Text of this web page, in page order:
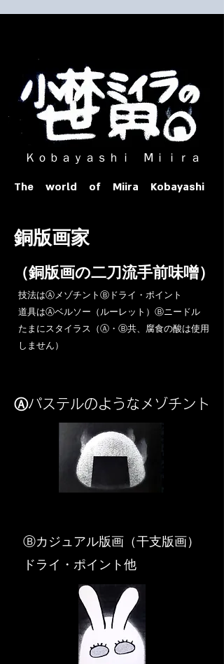
ｏｂａｙａｓｈｉ Ⅿｉｉｒａ​
The world of Miira Kobayashi
​銅版画家
​（銅版画の二刀流手前味噌）
​技法はⒶメゾチントⒷドライ・ポイント
道具はⒶベルソー（ルーレット）Ⓑニードル
​たまにスタイラス（Ⓐ・Ⓑ共、腐食の酸は使用
しません）
Ⓐパステルのようなメゾチント
​Ⓑカジュアル版画（干支版画）
ドライ・ポイント他